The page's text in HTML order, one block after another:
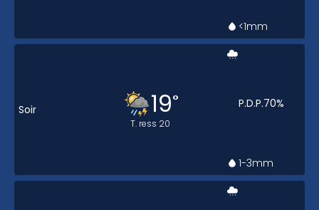
<1mm
Soir 19°
T. ress 20
P.D.P.70%
1-3mm